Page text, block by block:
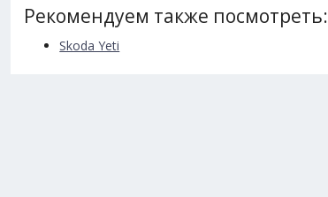
Рекомендуем также посмотреть:
Skoda Yeti